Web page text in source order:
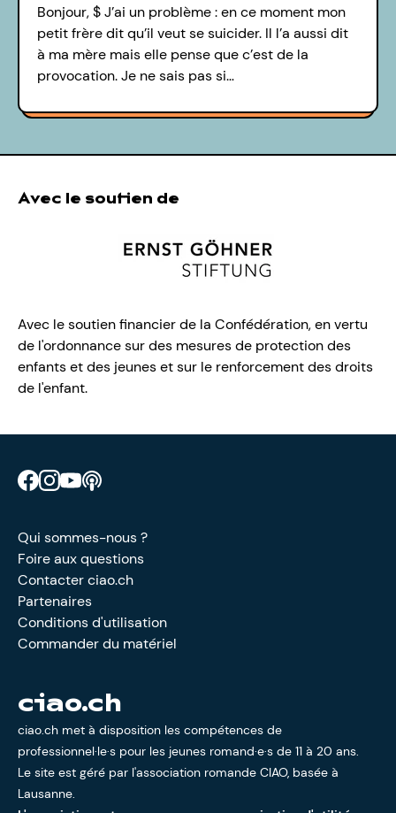
Bonjour, $ J’ai un problème : en ce moment mon
petit frère dit qu’il veut se suicider. Il l’a aussi dit
à ma mère mais elle pense que c’est de la
provocation. Je ne sais pas si…
Avec le soutien de
Avec le soutien financier de la Confédération, en vertu
de l'ordonnance sur des mesures de protection des
enfants et des jeunes et sur le renforcement des droits
de l'enfant.
Retrouve CIAO sur Facebook
Retrouve CIAO sur Instagram
Retrouve CIAO sur YouTube
Qui sommes-nous ?
Foire aux questions
Contacter ciao.ch
Partenaires
Conditions d'utilisation
Commander du matériel
ciao.ch
ciao.ch met à disposition les compétences de
professionnel·le·s pour les jeunes romand·e·s de 11 à 20 ans.
Le site est géré par l'association romande CIAO, basée à
Lausanne.